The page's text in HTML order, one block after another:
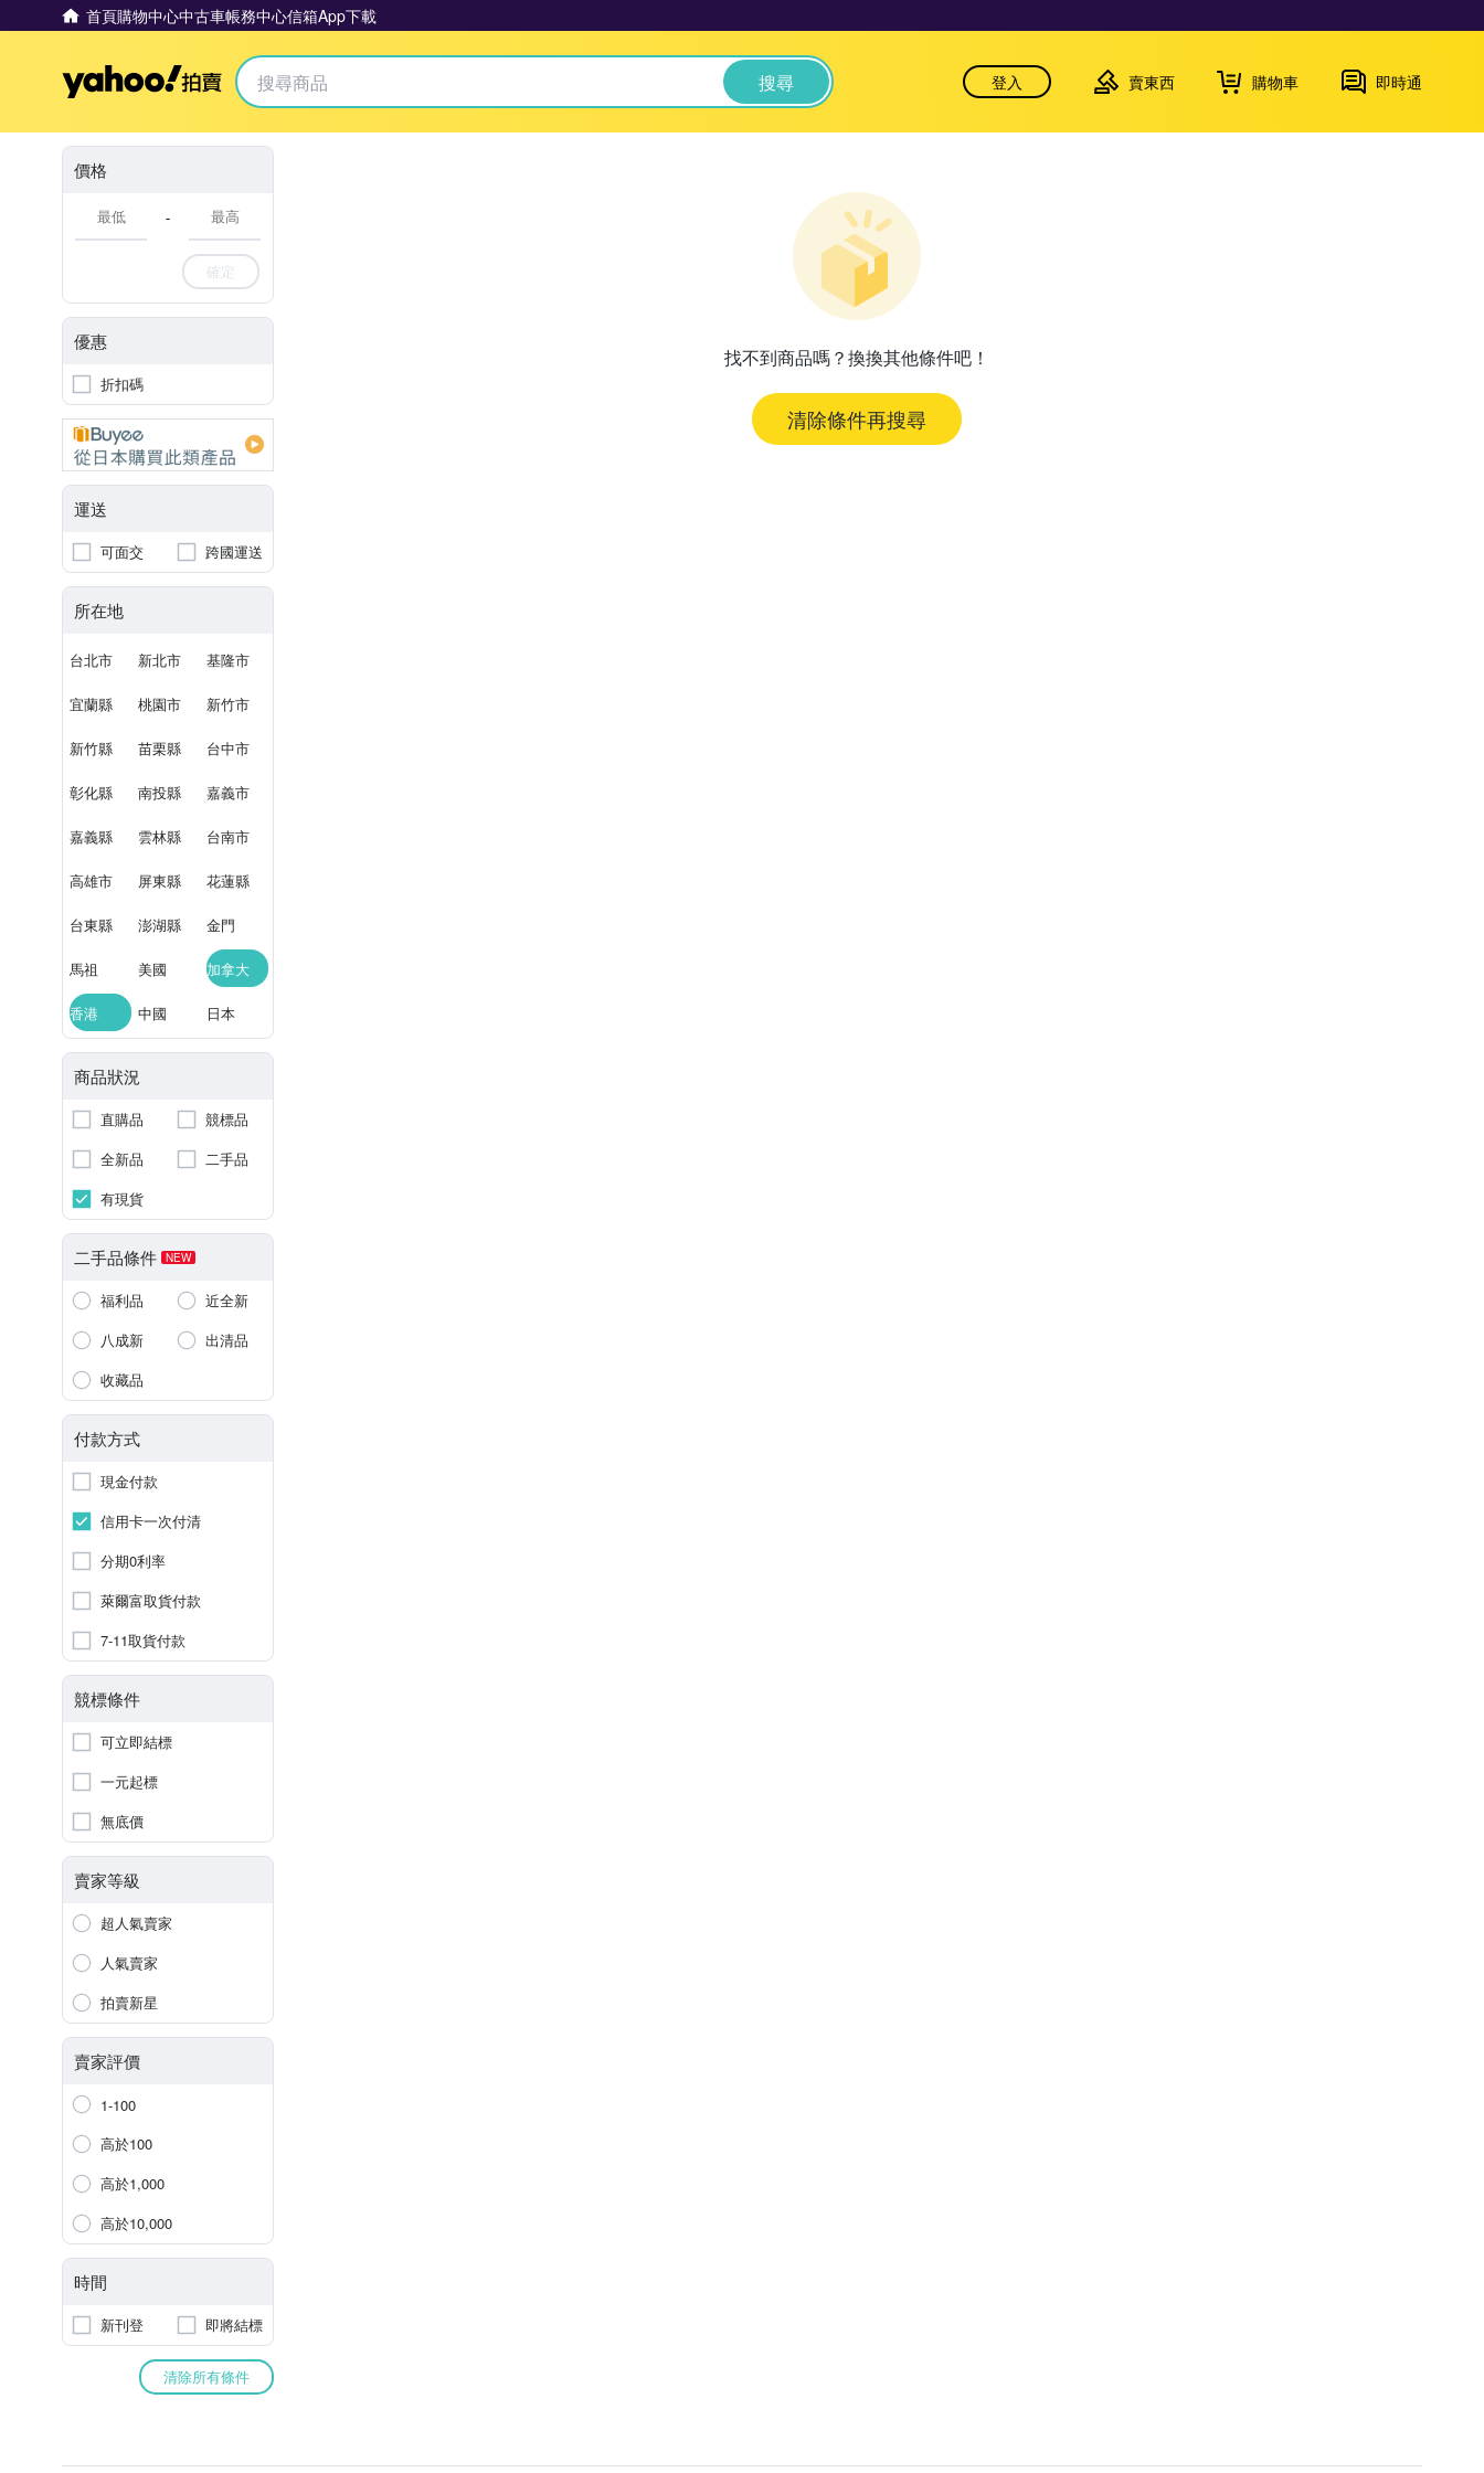
首頁購物中心中古車帳務中心信箱App下載
Yahoo拍賣 搜尋 登入 賣東西 購物車 即時通
價格
-
確定
優惠
折扣碼
運送
可面交 跨國運送
所在地
台北市 新北市 基隆市
宜蘭縣 桃園市 新竹市
新竹縣 苗栗縣 台中市
彰化縣 南投縣 嘉義市
嘉義縣 雲林縣 台南市
高雄市 屏東縣 花蓮縣
台東縣 澎湖縣 金門
馬祖 美國 加拿大
香港 中國 日本
商品狀況
直購品
競標品
全新品
二手品
有現貨
二手品條件 NEW
福利品
近全新
八成新
出清品
收藏品
付款方式
現金付款
信用卡一次付清
分期0利率
萊爾富取貨付款
7-11取貨付款
競標條件
可立即結標
一元起標
無底價
賣家等級
超人氣賣家
人氣賣家
拍賣新星
賣家評價
1-100
高於100
高於1,000
高於10,000
時間
新刊登 即將結標
清除所有條件
找不到商品嗎？換換其他條件吧！
清除條件再搜尋